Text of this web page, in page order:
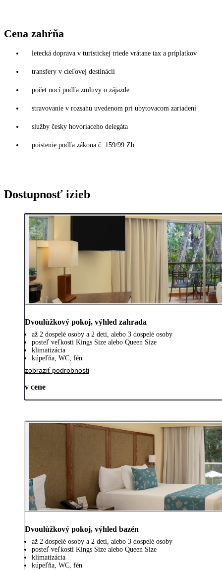
Cena zahŕňa
letecká doprava v turistickej triede vrátane tax a príplatkov
transfery v cieľovej destinácii
počet nocí podľa zmluvy o zájazde
stravovanie v rozsahu uvedenom pri ubytovacom zariadení
služby česky hovoriaceho delegáta
poistenie podľa zákona č. 159/99 Zb.
Dostupnosť izieb
Dvoulůžkový pokoj, výhled zahrada
až 2 dospelé osoby a 2 deti, alebo 3 dospelé osoby
posteľ veľkosti Kings Size alebo Queen Size
klimatizácia
kúpeľňa, WC, fén
zobraziť podrobnosti
v cene
Dvoulůžkový pokoj, výhled bazén
až 2 dospelé osoby a 2 deti, alebo 3 dospelé osoby
posteľ veľkosti Kings Size alebo Queen Size
klimatizácia
kúpeľňa, WC, fén